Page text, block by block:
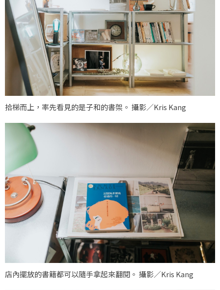
拾梯而上，率先看見的是子和的書架。 攝影／Kris Kang
店內擺放的書籍都可以隨手拿起來翻閱。 攝影／Kris Kang